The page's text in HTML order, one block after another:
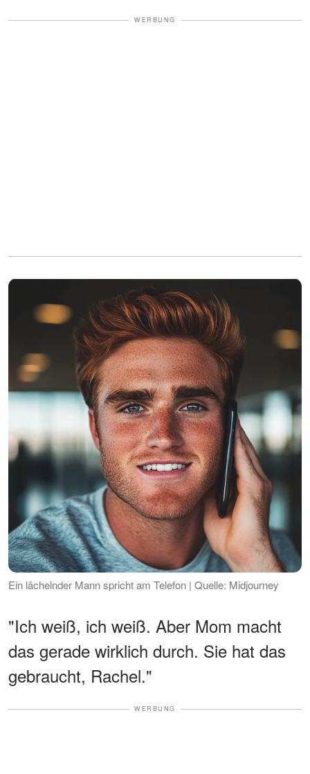
WERBUNG
Ein lächelnder Mann spricht am Telefon | Quelle: Midjourney
"Ich weiß, ich weiß. Aber Mom macht
das gerade wirklich durch. Sie hat das
gebraucht, Rachel."
WERBUNG